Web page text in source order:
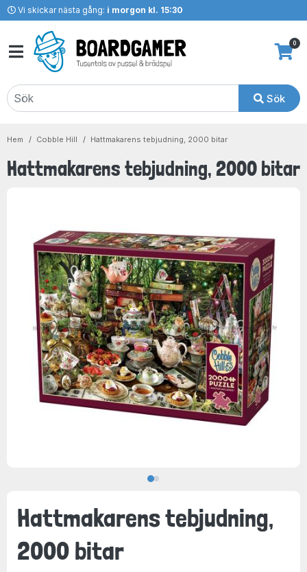
Vi skickar nästa gång: i morgon kl. 15:30
Sök
0
Hem Cobble Hill Hattmakarens tebjudning, 2000 bitar
Hattmakarens tebjudning, 2000 bitar
Hattmakarens tebjudning,
2000 bitar